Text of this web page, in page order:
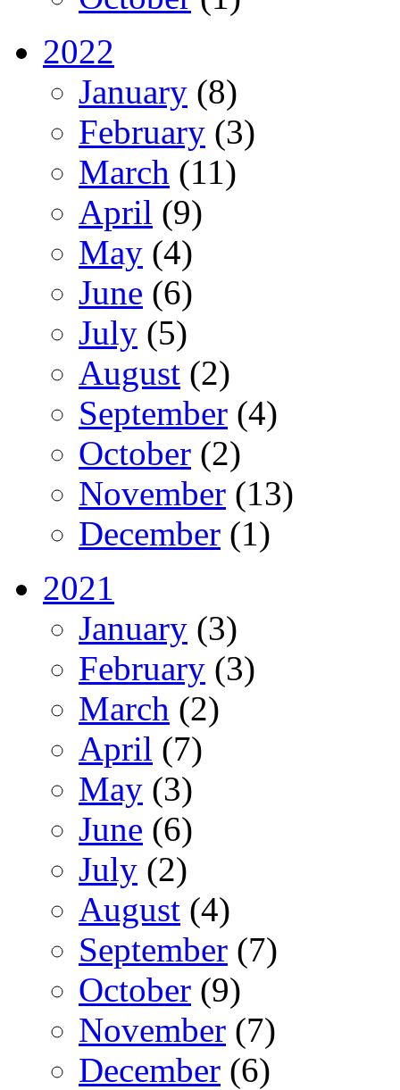
2022
January (8)
February (3)
March (11)
April (9)
May (4)
June (6)
July (5)
August (2)
September (4)
October (2)
November (13)
December (1)
2021
January (3)
February (3)
March (2)
April (7)
May (3)
June (6)
July (2)
August (4)
September (7)
October (9)
November (7)
December (6)